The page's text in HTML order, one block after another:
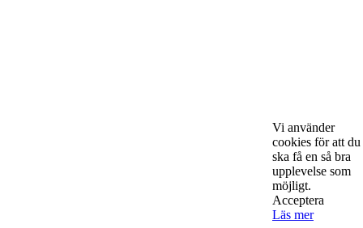
Vi använder
cookies för att du
ska få en så bra
upplevelse som
möjligt.
Acceptera
Läs mer